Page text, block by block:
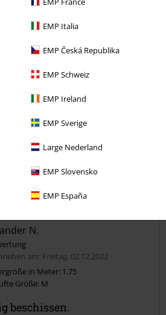
EMP Italia
EMP Česká Republika
EMP Schweiz
EMP Ireland
EMP Sverige
Large Nederland
EMP Slovensko
EMP España
perfekt
perfekt
für dich?
Kommentieren
N.
am: Freitag, 02.12.2022
in Meter: 1.75
Größe: M
beschissen.